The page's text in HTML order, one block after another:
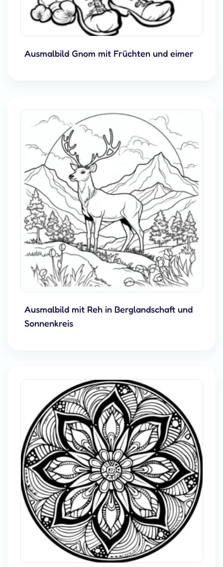
Ausmalbild Gnom mit Früchten und eimer
Ausmalbild mit Reh in Berglandschaft und
Sonnenkreis